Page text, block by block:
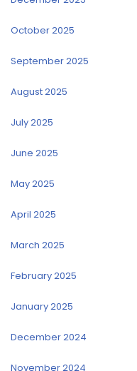
October 2025
September 2025
August 2025
July 2025
June 2025
May 2025
April 2025
March 2025
February 2025
January 2025
December 2024
November 2024